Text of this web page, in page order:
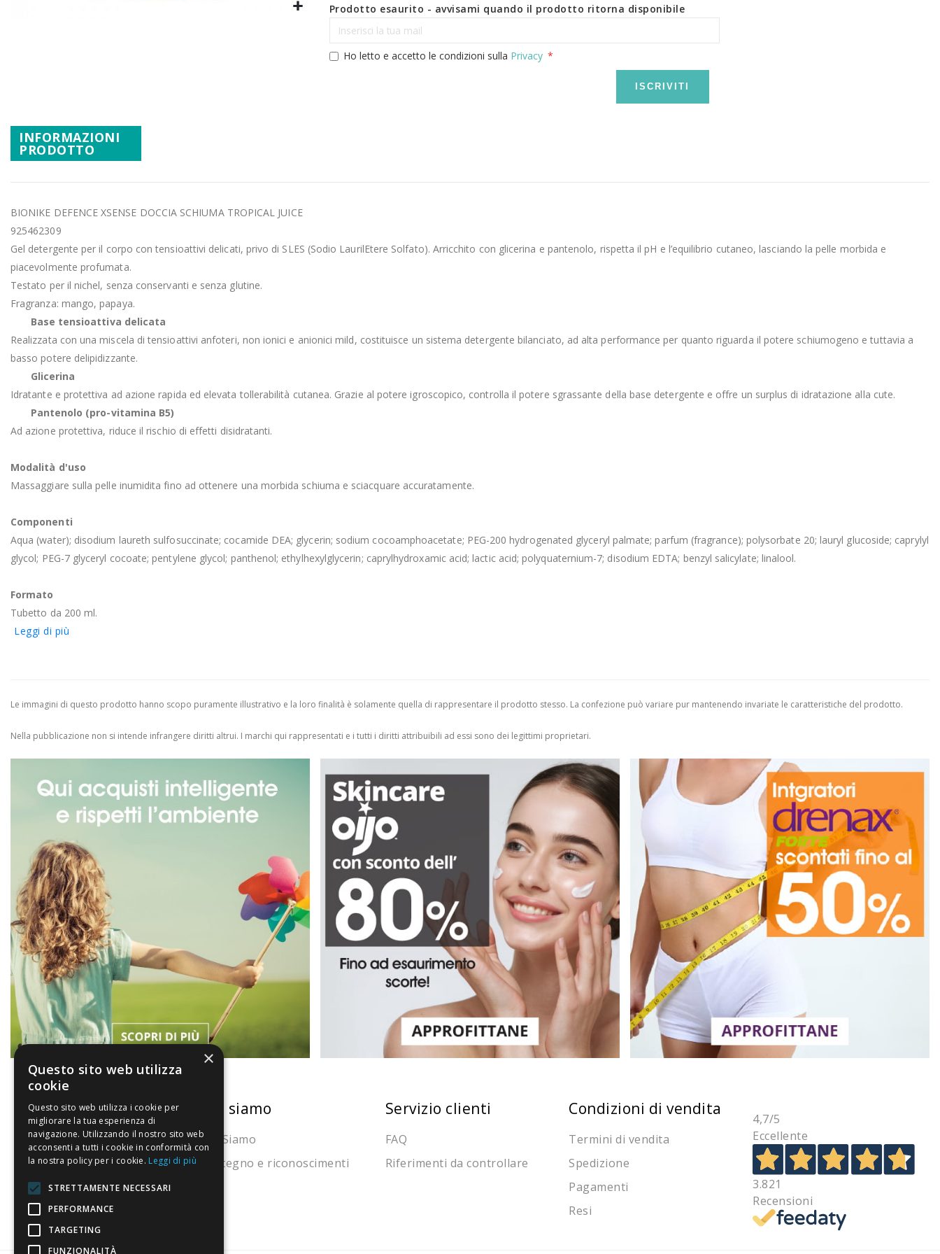
Prodotto esaurito - avvisami quando il prodotto ritorna disponibile
Ho letto e accetto le condizioni sulla Privacy
ISCRIVITI
INFORMAZIONI
PRODOTTO
BIONIKE DEFENCE XSENSE DOCCIA SCHIUMA TROPICAL JUICE
925462309
Gel detergente per il corpo con tensioattivi delicati, privo di SLES (Sodio LaurilEtere Solfato). Arricchito con glicerina e pantenolo, rispetta il pH e l’equilibrio cutaneo, lasciando la pelle morbida e
piacevolmente profumata.
Testato per il nichel, senza conservanti e senza glutine.
Fragranza: mango, papaya.
Base tensioattiva delicata
Realizzata con una miscela di tensioattivi anfoteri, non ionici e anionici mild, costituisce un sistema detergente bilanciato, ad alta performance per quanto riguarda il potere schiumogeno e tuttavia a
basso potere delipidizzante.
Glicerina
Idratante e protettiva ad azione rapida ed elevata tollerabilità cutanea. Grazie al potere igroscopico, controlla il potere sgrassante della base detergente e offre un surplus di idratazione alla cute.
Pantenolo (pro-vitamina B5)
Ad azione protettiva, riduce il rischio di effetti disidratanti.
Modalità d'uso
Massaggiare sulla pelle inumidita fino ad ottenere una morbida schiuma e sciacquare accuratamente.
Componenti
Aqua (water); disodium laureth sulfosuccinate; cocamide DEA; glycerin; sodium cocoamphoacetate; PEG-200 hydrogenated glyceryl palmate; parfum (fragrance); polysorbate 20; lauryl glucoside; caprylyl
glycol; PEG-7 glyceryl cocoate; pentylene glycol; panthenol; ethylhexylglycerin; caprylhydroxamic acid; lactic acid; polyquaternium-7; disodium EDTA; benzyl salicylate; linalool.
Formato
Tubetto da 200 ml.
Leggi di più
Le immagini di questo prodotto hanno scopo puramente illustrativo e la loro finalità è solamente quella di rappresentare il prodotto stesso. La confezione può variare pur mantenendo invariate le caratteristiche del prodotto.
Nella pubblicazione non si intende infrangere diritti altrui. I marchi qui rappresentati e i tutti i diritti attribuibili ad essi sono dei legittimi proprietari.
La nostra convenienza
Il risparmio che fa ambiente
Il nostro manifesto
Il blog
Perché fidarti
Vendi con noi
Chi siamo
Chi Siamo
Sostegno e riconoscimenti
Servizio clienti
FAQ
Riferimenti da controllare
Condizioni di vendita
Termini di vendita
Spedizione
Pagamenti
Resi
4,7/5
Eccellente
3.821
Recensioni
×
Questo sito web utilizza
cookie
Questo sito web utilizza i cookie per
migliorare la tua esperienza di
navigazione. Utilizzando il nostro sito web
acconsenti a tutti i cookie in conformità con
la nostra policy per i cookie. Leggi di più
STRETTAMENTE NECESSARI
PERFORMANCE
TARGETING
FUNZIONALITÀ